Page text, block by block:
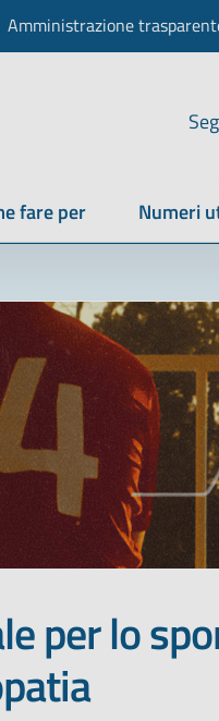
Amministrazione
fare per Numeri
per lo